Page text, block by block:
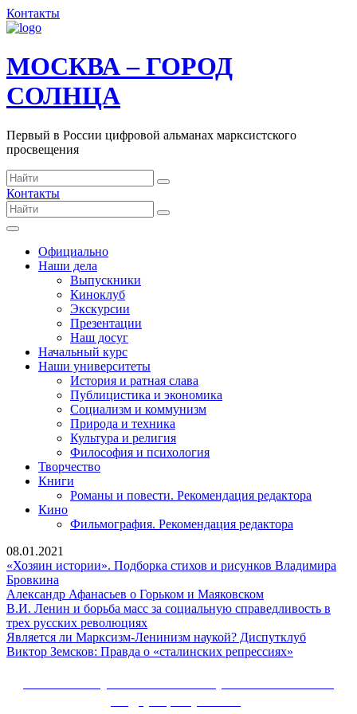
Контакты
МОСКВА – ГОРОД
СОЛНЦА
Первый в России цифровой альманах марксистского
просвещения
Контакты
Официально
Наши дела
Выпускники
Киноклуб
Экскурсии
Презентации
Наш досуг
Начальный курс
Наши университеты
История и ратная слава
Публицистика и экономика
Социализм и коммунизм
Природа и техника
Культура и религия
Философия и психология
Творчество
Книги
Романы и повести. Рекомендация редактора
Кино
Фильмография. Рекомендация редактора
08.01.2021
«Хозяин истории». Подборка стихов и рисунков Владимира
Бровкина
истории».
Подборка
стихов
и
рисунков
Александр Афанасьев о Горьком и МаяковскомАлександр
Афанасьев
Горьком
и
В.И. Ленин и борьба масс за социальную справедливость в
трех русских революцияхВ.И.
Ленин
и
за
социальную
Является ли Марксизм-Ленинизм наукой? ДиспутклубЯвляется
наукой?
Виктор Земсков: Правда о «сталинских репрессиях»
о